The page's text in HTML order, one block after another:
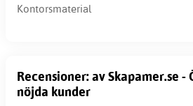
Kontorsmaterial
Recensioner: av Skapamer.se -
nöjda kunder